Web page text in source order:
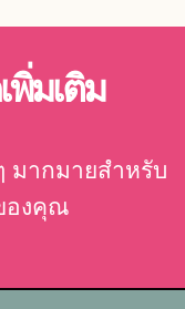
พิ่มเติม
มากมายสำหรับ
องคุณ